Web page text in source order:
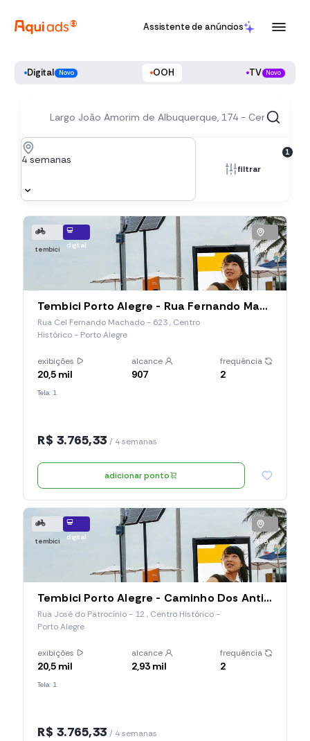
Assistente de anúncios
Digital Novo OOH TV Novo
4 semanas
filtrar
1
tembici digital
303 m
Tembici Porto Alegre - Rua Fernando Machado (Estação 005), Rua Cel Fernando Machado
Rua Cel Fernando Machado - 623 , Centro
Histórico - Porto Alegre
exibições
20,5 mil
alcance
907
frequência
2
Tela: 1
R$ 3.765,33 / 4 semanas
adicionar ponto
tembici digital
379 m
Tembici Porto Alegre - Caminho Dos Antiquários (Estação 011), Rua José Do Patrocínio
Rua José do Patrocínio - 12 , Centro Histórico -
Porto Alegre
exibições
20,5 mil
alcance
2,93 mil
frequência
2
Tela: 1
R$ 3.765,33 / 4 semanas